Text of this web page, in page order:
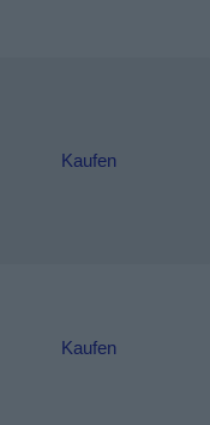
Kaufen
Kaufen